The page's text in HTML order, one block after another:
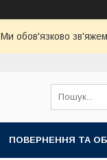
обов'язково
ПОВЕРНЕННЯ ТА